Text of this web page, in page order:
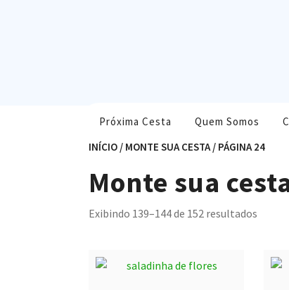
Próxima Cesta Quem Somos
INÍCIO / MONTE SUA CESTA/ PÁGINA 24
Monte sua
Exibindo 139–144 de 152 resultados